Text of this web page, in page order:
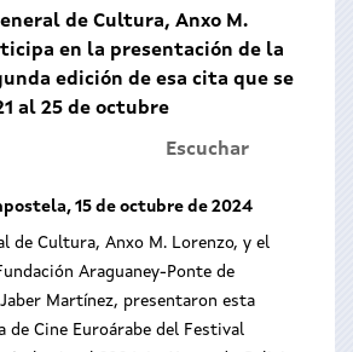
de Cultura, Anxo M.
en la presentación de la
edición de esa cita que se
al 25 de octubre
Escuchar
15 de octubre de 2024
de Cultura, Anxo M. Lorenzo, y el
Araguaney-Ponte de
Martínez, presentaron esta
de Cine Euroárabe del Festival